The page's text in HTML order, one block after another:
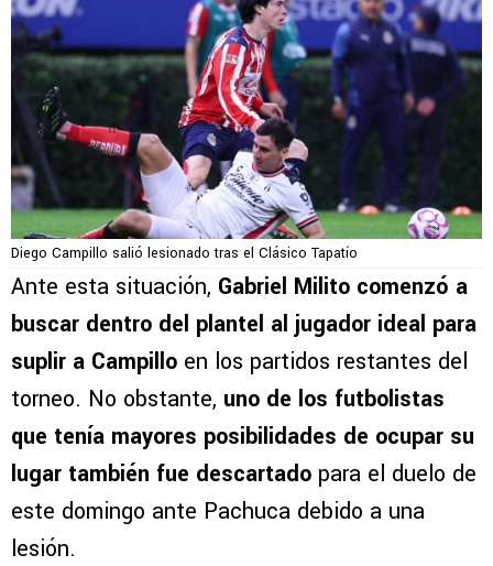
Diego Campillo salió lesionado tras el Clásico Tapatío
Ante esta situación, Gabriel Milito comenzó a
buscar dentro del plantel al jugador ideal para
suplir a Campillo en los partidos restantes del
torneo. No obstante, uno de los futbolistas
que tenía mayores posibilidades de ocupar su
lugar también fue descartado para el duelo de
este domingo ante Pachuca debido a una
lesión.